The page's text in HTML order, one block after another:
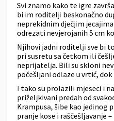
Svi znamo kako te igre
bi im roditelji beskonačno
neprekidnim dječjim
odrezati nevjerojanih 5 cm
Njihovi jadni roditelji sve bi
pri susretu sa četkom ili
neprijatelja. Bili su skloni
počešljani odlaze u vrtić,
I tako su prolazili mjeseci i
priželjkivani predah od
Krampusa, šibe kao jedinog
pranje kose i raščešljavanje